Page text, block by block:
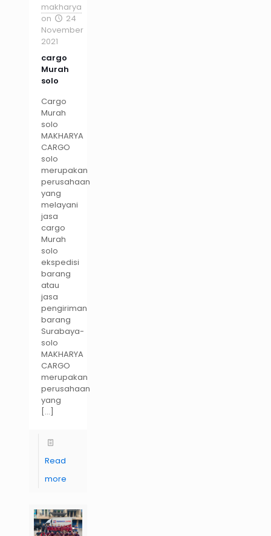
makharya
on
24
November
2021
cargo
Murah
solo
Cargo
Murah
solo
MAKHARYA
CARGO
solo
merupakan
perusahaan
yang
melayani
jasa
cargo
Murah
solo
ekspedisi
barang
atau
jasa
pengiriman
barang
Surabaya-
solo
MAKHARYA
CARGO
merupakan
perusahaan
yang
[…]
Read
more